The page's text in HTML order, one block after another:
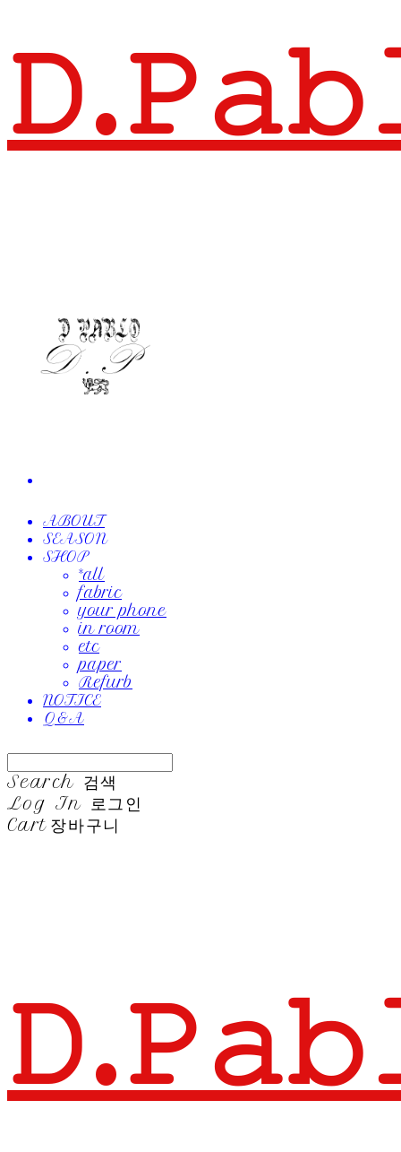
ABOUT
SEASON
SHOP
*all
fabric
your phone
in room
etc
paper
Refurb
NOTICE
Q&A
Search 검색
Log In 로그인
Cart 장바구니